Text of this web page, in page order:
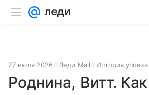
27 июля 2026 Леди Mail История успеха
Роднина, Витт. Как